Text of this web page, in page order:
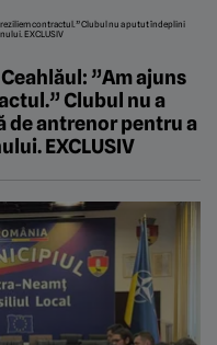
”Am ajuns
Clubul nu a
antrenor pentru a
EXCLUSIV